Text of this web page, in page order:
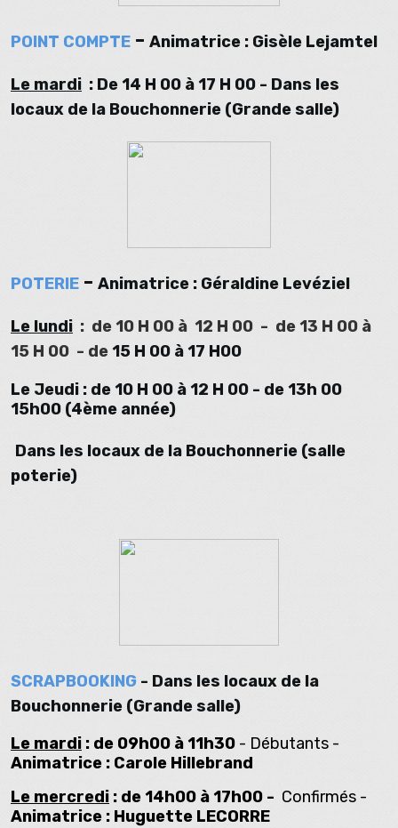
POINT COMPTE - Animatrice : Gisèle Lejamtel
Le mardi : De 14 H 00 à 17 H 00 - Dans les
locaux de la Bouchonnerie (Grande salle)
POTERIE - Animatrice : Géraldine Levéziel
Le lundi : de 10 H 00 à 12 H 00 - de 13 H 00 à
15 H 00 - de 15 H 00 à 17 H00
Le Jeudi : de 10 H 00 à 12 H 00 - de 13h 00
15h00 (4ème année)
Dans les locaux de la Bouchonnerie (salle
poterie)
SCRAPBOOKING - Dans les locaux de la
Bouchonnerie (Grande salle)
Le mardi : de 09h00 à 11h30 - Débutants -
Animatrice : Carole Hillebrand
Le mercredi : de 14h00 à 17h00 - Confirmés -
Animatrice : Huguette LECORRE